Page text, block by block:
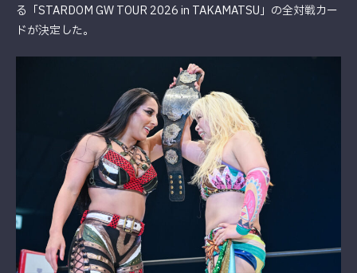
る「STARDOM GW TOUR 2026 in TAKAMATSU」の全対戦カー
ドが決定した。